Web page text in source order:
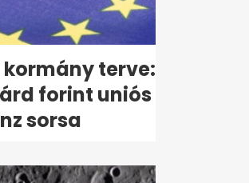
terve:
forint uniós
sorsa